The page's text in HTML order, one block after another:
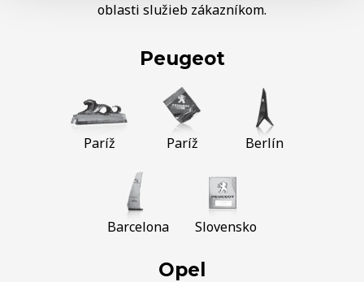
oblasti služieb zákazníkom.
Peugeot
Paríž Paríž Berlín
Barcelona Slovensko
Opel